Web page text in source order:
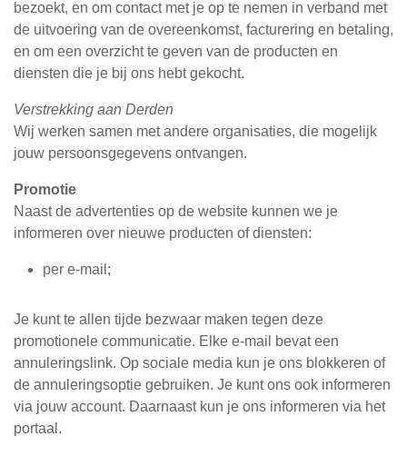
bezoekt, en om contact met je op te nemen in verband met
de uitvoering van de overeenkomst, facturering en betaling,
en om een overzicht te geven van de producten en
diensten die je bij ons hebt gekocht.
Verstrekking aan Derden
Wij werken samen met andere organisaties, die mogelijk
jouw persoonsgegevens ontvangen.
Promotie
Naast de advertenties op de website kunnen we je
informeren over nieuwe producten of diensten:
per e-mail;
Je kunt te allen tijde bezwaar maken tegen deze
promotionele communicatie. Elke e-mail bevat een
annuleringslink. Op sociale media kun je ons blokkeren of
de annuleringsoptie gebruiken. Je kunt ons ook informeren
via jouw account. Daarnaast kun je ons informeren via het
portaal.